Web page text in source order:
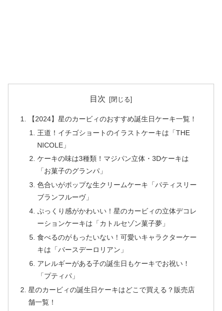
目次
【2024】星のカービィのおすすめ誕生日ケーキ一覧！
王道！イチゴショートのイラストケーキは「THE
NICOLE」
ケーキの味は3種類！マジパン立体・3Dケーキは
「お菓子のグランパ」
色合いがポップな生クリームケーキ「パティスリー
ブランフルーヴ」
ぷっくり感がかわいい！星のカービィの立体デコレ
ーションケーキは「カトルセゾン菓子夢」
食べるのがもったいない！可愛いキャラクターケー
キは「バースデーロリアン」
アレルギーがある子の誕生日もケーキでお祝い！
「プティパ」
星のカービィの誕生日ケーキはどこで買える？販売店
舗一覧！